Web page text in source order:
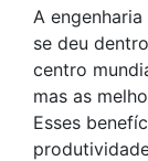
A
se deu
centro
mas as
Esses